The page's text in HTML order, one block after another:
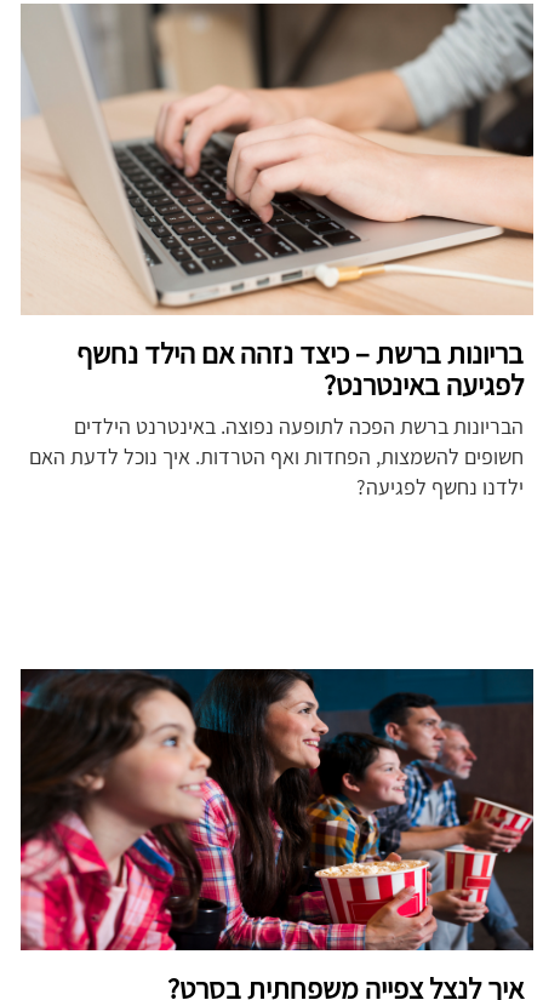
בריונות ברשת – כיצד נזהה אם הילד נחשף
לפגיעה באינטרנט?
הבריונות ברשת הפכה לתופעה נפוצה. באינטרנט הילדים
חשופים להשמצות, הפחדות ואף הטרדות. איך נוכל לדעת האם
ילדנו נחשף לפגיעה?
איך לנצל צפייה משפחתית בסרט?